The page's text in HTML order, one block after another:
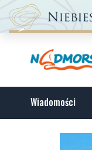
Wiadomości